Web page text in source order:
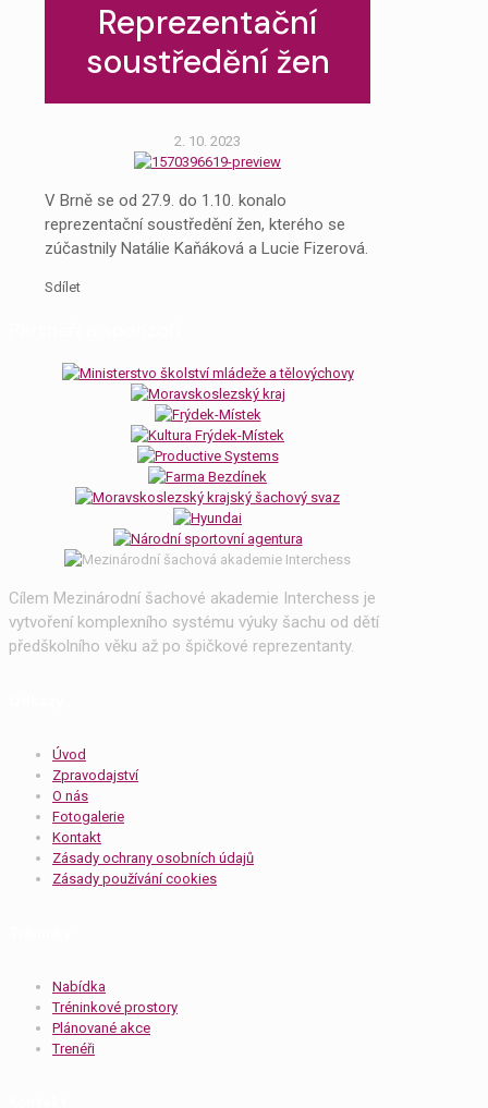
Reprezentační
soustředění žen
2. 10. 2023
V Brně se od 27.9. do 1.10. konalo
reprezentační soustředění žen, kterého se
zúčastnily Natálie Kaňáková a Lucie Fizerová.
Sdílet
Cílem Mezinárodní šachové akademie Interchess je
vytvoření komplexního systému výuky šachu od dětí
předškolního věku až po špičkové reprezentanty.
Úvod
Zpravodajství
O nás
Fotogalerie
Kontakt
Zásady ochrany osobních údajů
Zásady používání cookies
Nabídka
Tréninkové prostory
Plánované akce
Trenéři